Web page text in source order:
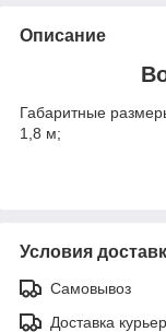
Описание
Габаритные
1,8 м;
Условия
Самовывоз
Доставка